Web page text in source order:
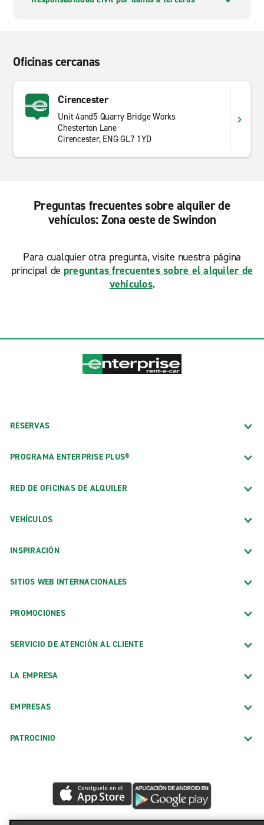
Oficinas cercanas
Cirencester
Unit 4and5 Quarry Bridge Works
Chesterton Lane
Cirencester, ENG GL7 1YD
Preguntas frecuentes sobre alquiler de
vehículos: Zona oeste de Swindon
Para cualquier otra pregunta, visite nuestra página
principal de preguntas frecuentes sobre el alquiler de
vehículos.
RESERVAS
PROGRAMA ENTERPRISE PLUS®
RED DE OFICINAS DE ALQUILER
VEHÍCULOS
INSPIRACIÓN
SITIOS WEB INTERNACIONALES
PROMOCIONES
SERVICIO DE ATENCIÓN AL CLIENTE
LA EMPRESA
EMPRESAS
PATROCINIO